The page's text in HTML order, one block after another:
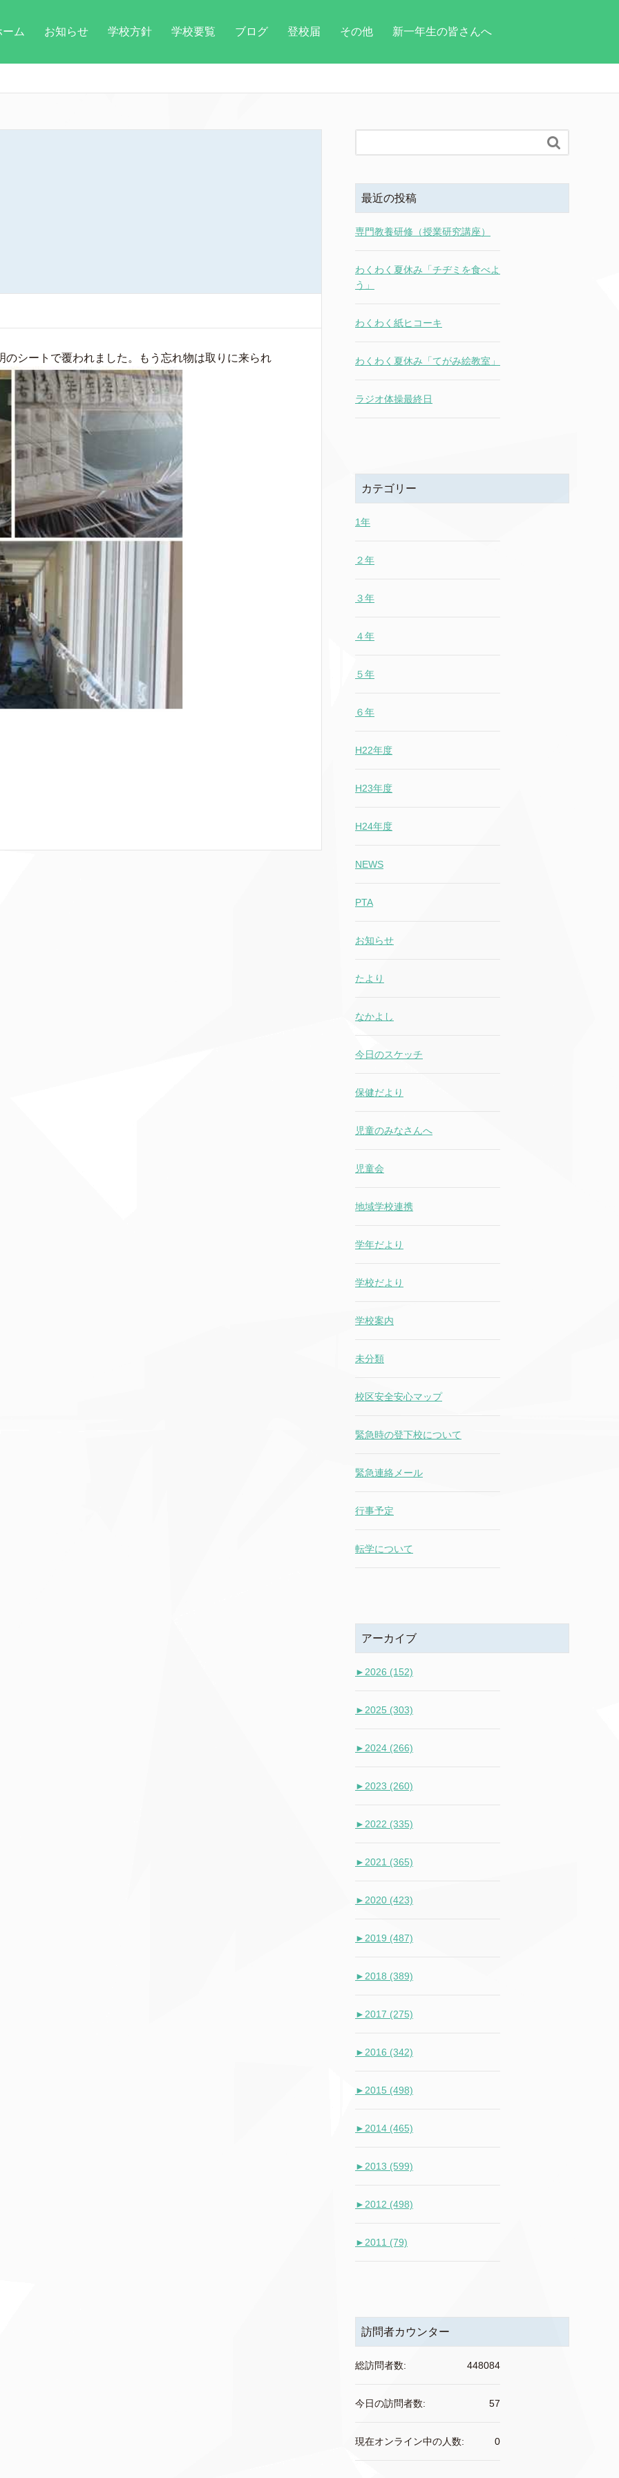
ーム お知らせ 学校方針 学校要覧 ブログ 登校届 その他 新一年生の皆さんへ
シートで覆われました。もう忘れ物は取りに来られ

最近の投稿
専門教養研修（授業研究講座）
わくわく夏休み「チヂミを食べよ
う」
わくわく紙ヒコーキ
わくわく夏休み「てがみ絵教室」
ラジオ体操最終日
カテゴリー
1年
２年
３年
４年
５年
６年
H22年度
H23年度
H24年度
NEWS
PTA
お知らせ
たより
なかよし
今日のスケッチ
保健だより
児童のみなさんへ
児童会
地域学校連携
学年だより
学校だより
学校案内
未分類
校区安全安心マップ
緊急時の登下校について
緊急連絡メール
行事予定
転学について
アーカイブ
► 2026 (152)
► 2025 (303)
► 2024 (266)
► 2023 (260)
► 2022 (335)
► 2021 (365)
► 2020 (423)
► 2019 (487)
► 2018 (389)
► 2017 (275)
► 2016 (342)
► 2015 (498)
► 2014 (465)
► 2013 (599)
► 2012 (498)
► 2011 (79)
訪問者カウンター
448084
総訪問者数:
57
今日の訪問者数:
0
現在オンライン中の人数: